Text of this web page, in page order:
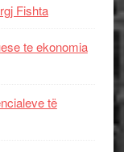
Fishta
te ekonomia
të